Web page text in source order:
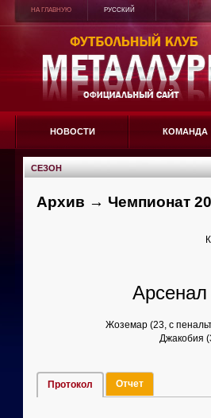
НА ГЛАВНУЮ РУССКИЙ
НОВОСТИ КОМАНДА
СЕЗОН
Архив → Чемпионат
Арсенал
Жоземар (23, с
Джакобия
Протокол Отчет